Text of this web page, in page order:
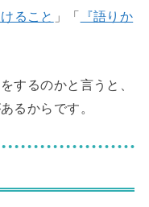
ること 」「
『語りか
するのかと言うと、
るからです。